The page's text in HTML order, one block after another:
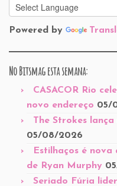
Powered by
No Bitsmag esta semana:
CASACOR Rio
novo endereço 05/
The Strokes
05/08/2026
Estilhaços é
de Ryan Murphy
Seriado Fúria